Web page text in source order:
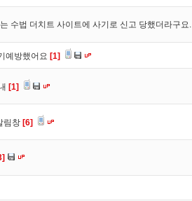
수법 더치트 사이트에 사기로 신고 당했더라구요.
예방했어요 [1]
[1]
림창 [6]